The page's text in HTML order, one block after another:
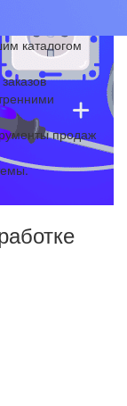
каталогом
продаж